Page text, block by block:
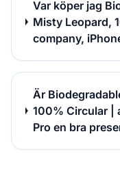
Var köper jag
Misty Leopard,
company,
Är
100% Circular |
Pro en bra